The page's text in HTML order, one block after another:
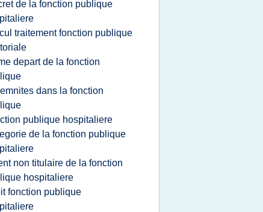
de la fonction publique
traitement fonction publique
depart de la fonction
dans la fonction
publique hospitaliere
de la fonction publique
non titulaire de la fonction
hospitaliere
fonction publique